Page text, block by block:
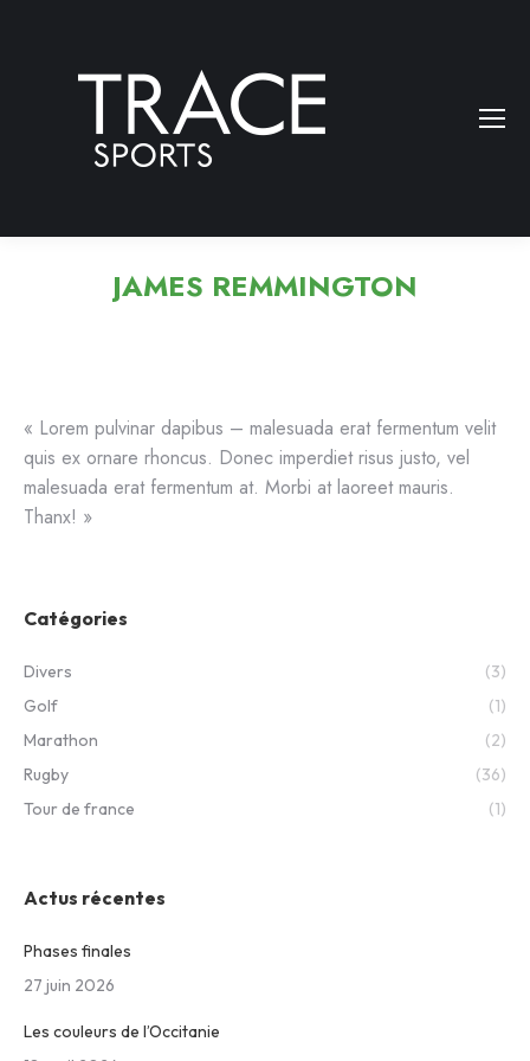
JAMES REMMINGTON
« Lorem pulvinar dapibus – malesuada erat fermentum velit
quis ex ornare rhoncus. Donec imperdiet risus justo, vel
malesuada erat fermentum at. Morbi at laoreet mauris.
Thanx! »
Catégories
Divers
(3)
Golf
(1)
Marathon
(2)
Rugby
(36)
Tour de france
(1)
Actus récentes
Phases finales
27 juin 2026
Les couleurs de l’Occitanie